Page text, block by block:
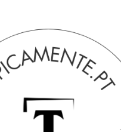
de cadeaux
décorative portugaise –